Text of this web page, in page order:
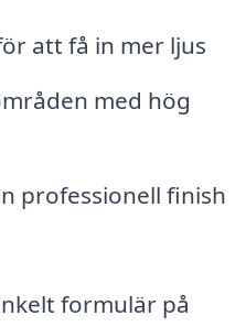
att få in mer ljus
med hög
professionell finish
formulär på